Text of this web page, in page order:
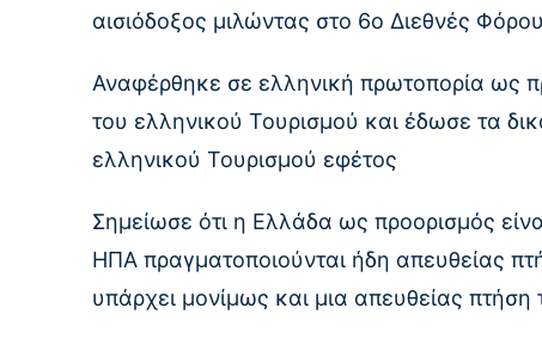
αισιόδοξος μιλώντας στο 6ο Διεθνές
Αναφέρθηκε σε ελληνική πρωτοπορία ως
του ελληνικού Τουρισμού και έδωσε τα
ελληνικού Τουρισμού εφέτος
Σημείωσε ότι η Ελλάδα ως προορισμός
ΗΠΑ πραγματοποιούνται ήδη απευθείας
υπάρχει μονίμως και μια απευθείας